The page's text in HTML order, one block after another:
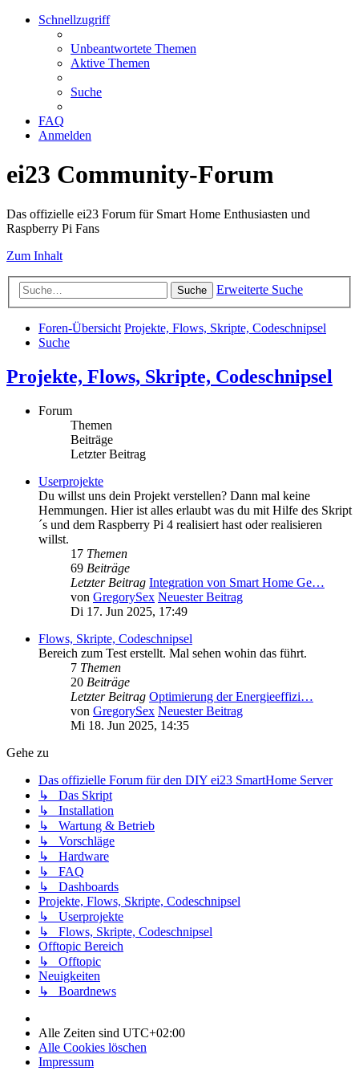
Schnellzugriff
Unbeantwortete Themen
Aktive Themen
Suche
FAQ
Anmelden
ei23 Community-Forum
Das offizielle ei23 Forum für Smart Home Enthusiasten und
Raspberry Pi Fans
Zum Inhalt
Suche Erweiterte Suche
Foren-Übersicht Projekte, Flows, Skripte, Codeschnipsel
Suche
Projekte, Flows, Skripte, Codeschnipsel
Forum
Themen
Beiträge
Letzter Beitrag
Userprojekte
Du willst uns dein Projekt verstellen? Dann mal keine
Hemmungen. Hier ist alles erlaubt was du mit Hilfe des Skript
´s und dem Raspberry Pi 4 realisiert hast oder realisieren
willst.
17 Themen
69 Beiträge
Letzter Beitrag Integration von Smart Home Ge…
von GregorySex Neuester Beitrag
Di 17. Jun 2025, 17:49
Flows, Skripte, Codeschnipsel
Bereich zum Test erstellt. Mal sehen wohin das führt.
7 Themen
20 Beiträge
Letzter Beitrag Optimierung der Energieeffizi…
von GregorySex Neuester Beitrag
Mi 18. Jun 2025, 14:35
Gehe zu
Das offizielle Forum für den DIY ei23 SmartHome Server
↳ Das Skript
↳ Installation
↳ Wartung & Betrieb
↳ Vorschläge
↳ Hardware
↳ FAQ
↳ Dashboards
Projekte, Flows, Skripte, Codeschnipsel
↳ Userprojekte
↳ Flows, Skripte, Codeschnipsel
Offtopic Bereich
↳ Offtopic
Neuigkeiten
↳ Boardnews
Alle Zeiten sind UTC+02:00
Alle Cookies löschen
Impressum